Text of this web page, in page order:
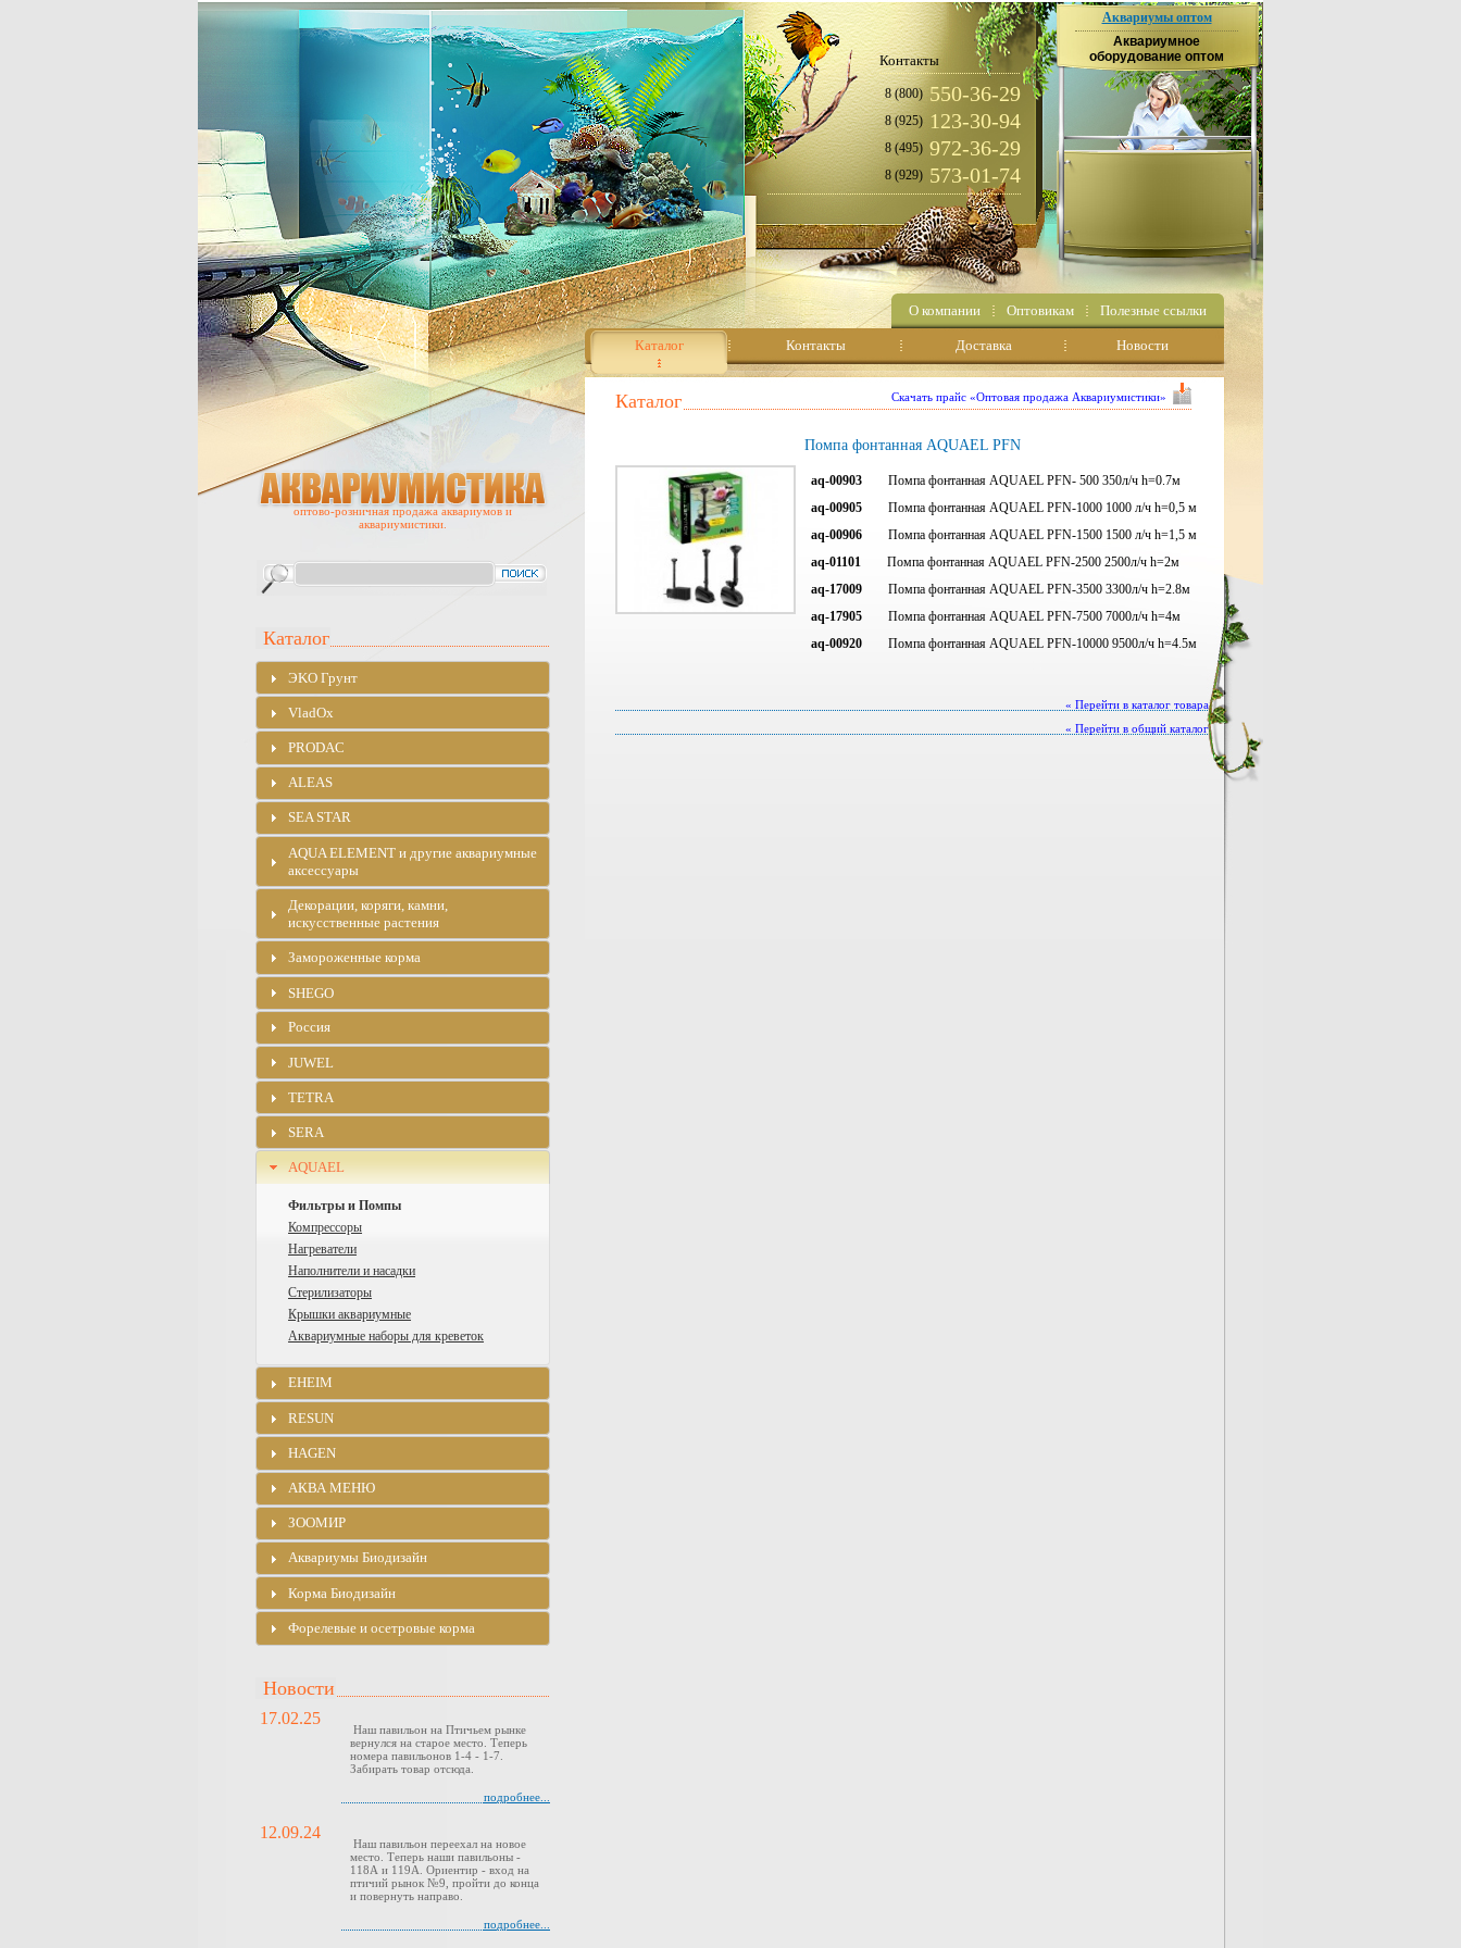
Контакты
8 (800) 550-36-29
8 (925) 123-30-94
8 (495) 972-36-29
8 (929) 573-01-74
Аквариумы оптом
Аквариумное
оборудование оптом
О компании Оптовикам Полезные ссылки
Каталог Контакты Доставка Новости
Каталог Скачать прайс «Оптовая продажа Аквариумистики»
Помпа фонтанная AQUAEL PFN
aq-00903
Помпа фонтанная AQUAEL PFN- 500 350л/ч h=0.7м
aq-00905
Помпа фонтанная AQUAEL PFN-1000 1000 л/ч h=0,5 м
aq-00906
Помпа фонтанная AQUAEL PFN-1500 1500 л/ч h=1,5 м
aq-01101
Помпа фонтанная AQUAEL PFN-2500 2500л/ч h=2м
aq-17009 Помпа фонтанная AQUAEL PFN-3500 3300л/ч h=2.8м
aq-17905 Помпа фонтанная AQUAEL PFN-7500 7000л/ч h=4м
aq-00920 Помпа фонтанная AQUAEL PFN-10000 9500л/ч h=4.5м
« Перейти в каталог товара
« Перейти в общий каталог
оптово-розничная продажа аквариумов и
аквариумистики.
Каталог
ЭKO Грунт
VladOx
PRODAC
ALEAS
SEA STAR
AQUA ELEMENT и другие аквариумные
аксессуары
Декорации, коряги, камни,
искусственные растения
Замороженные корма
SHEGO
Россия
JUWEL
TETRA
SERA
AQUAEL
Фильтры и Помпы
Компрессоры
Нагреватели
Наполнители и насадки
Стерилизаторы
Крышки аквариумные
Аквариумные наборы для креветок
EHEIM
RESUN
HAGEN
АКВА МЕНЮ
ЗООМИР
Аквариумы Биодизайн
Корма Биодизайн
Форелевые и осетровые корма
Новости
17.02.25
Наш павильон на Птичьем рынке
вернулся на старое место. Теперь
номера павильонов 1-4 - 1-7.
Забирать товар отсюда.
подробнее...
12.09.24
Наш павильон переехал на новое
место. Теперь наши павильоны -
118А и 119А. Ориентир - вход на
птичий рынок №9, пройти до конца
и повернуть направо.
подробнее...